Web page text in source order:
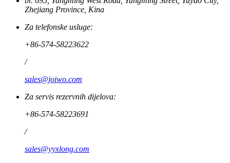
Zhejiang Province, Kina
Za telefonske usluge:
+86-574-58223622
/
sales@joiwo.com
Za servis rezervnih dijelova:
+86-574-58223691
/
sales@yyxlong.com